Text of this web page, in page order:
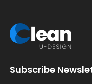
Subscribe